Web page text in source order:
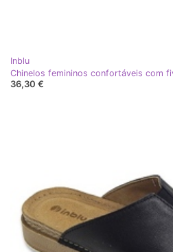
Inblu
Chinelos femininos confortáveis ​​com
36,30 €